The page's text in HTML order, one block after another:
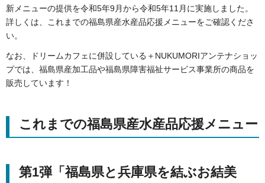
新メニューの提供を令和5年9月から令和5年11月に実施しました。
詳しくは、これまでの福島県産水産品応援メニューをご確認くださ
い。
なお、ドリームカフェに併設している＋NUKUMORIアンテナショッ
プでは、福島県産加工品や福島県障害福祉サービス事業所の商品を
販売しています！
これまでの福島県産水産品応援メニュー
第1弾「福島県と兵庫県を結ぶお結美